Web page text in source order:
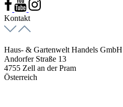
Kontakt
Haus- & Gartenwelt Handels GmbH
Andorfer Straße 13
4755 Zell an der Pram
Österreich